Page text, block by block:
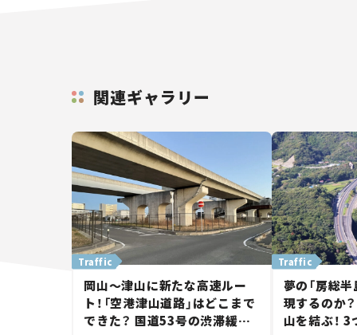
関連ギャラリー
Traffic
岡山～津山に新たな高速ルー
ト！「空港津山道路」はどこまで
できた？ 国道53号の渋滞緩和
Traffic
夢の「房総
現するのか
山を結ぶ！